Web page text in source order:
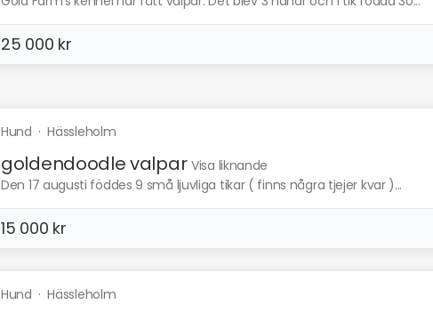
25 000 kr
Hund ·Hässleholm
goldendoodle valpar Visa liknande
Den 17 augusti föddes 9 små ljuvliga tikar ( finns några tjejer kvar )...
15 000 kr
Hund ·Hässleholm